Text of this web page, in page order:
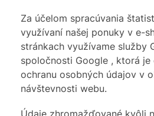
Za účelom spracúvania
využívaní našej ponuky v e-
stránkach využívame služby
spoločnosti Google , ktorá
ochranu osobných údajov v
návštevnosti webu.